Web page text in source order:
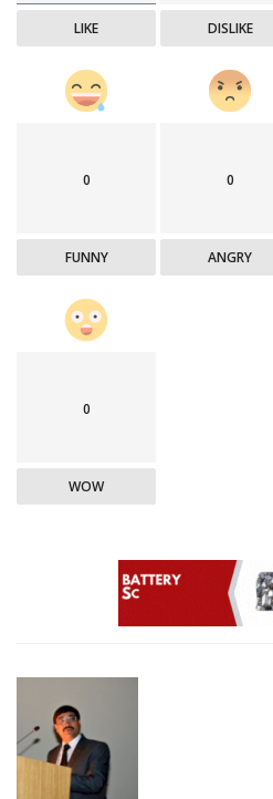
LIKE DISLIKE
0
FUNNY
0
ANGRY
0
WOW